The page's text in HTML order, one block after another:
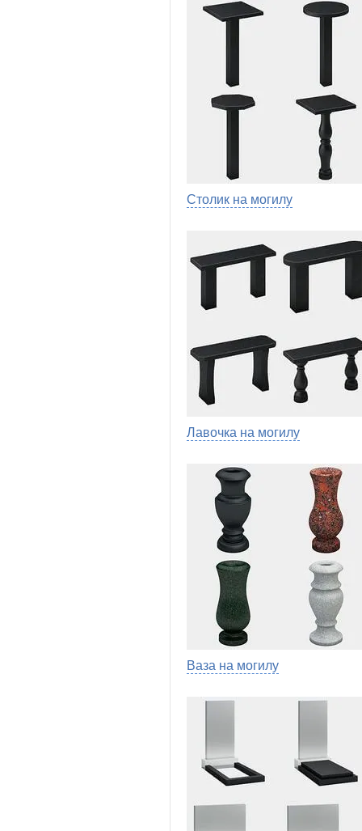
Столик на могилу
Лавочка на могилу
Ваза на могилу